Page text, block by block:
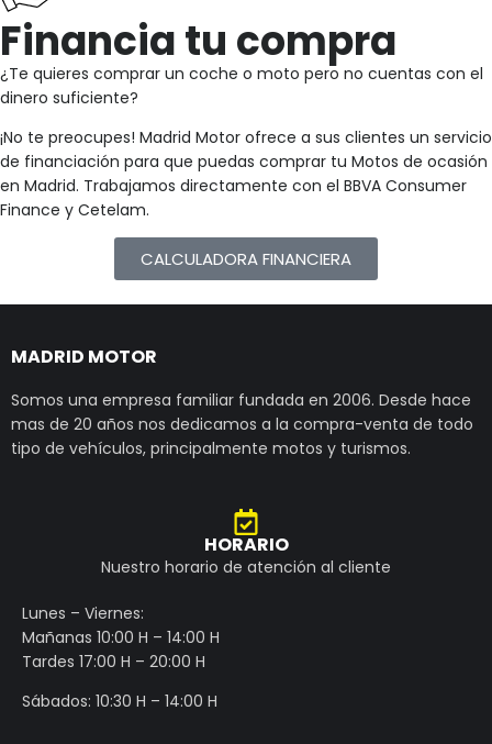
Financia tu compra
¿Te quieres comprar un coche o moto pero no cuentas con el
dinero suficiente?
¡No te preocupes! Madrid Motor ofrece a sus clientes un servicio
de financiación para que puedas comprar tu Motos de ocasión
en Madrid. Trabajamos directamente con el BBVA Consumer
Finance y Cetelam.
CALCULADORA FINANCIERA
MADRID MOTOR
Somos una empresa familiar fundada en 2006. Desde hace
mas de 20 años nos dedicamos a la compra-venta de todo
tipo de vehículos, principalmente motos y turismos.
HORARIO
Nuestro horario de atención al cliente
Lunes – Viernes:
Mañanas 10:00 H – 14:00 H
Tardes 17:00 H – 20:00 H
Sábados: 10:30 H – 14:00 H